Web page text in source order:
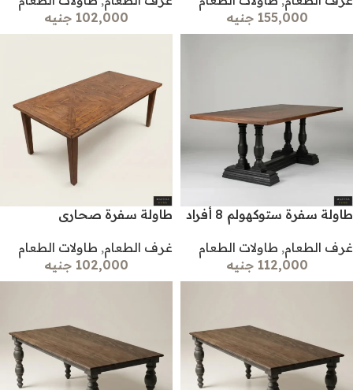
155,000 جنيه
102,000 جنيه
طاولة سفرة ستوكهولم 8 أفراد
غرف الطعام, طاولات الطعام
112,000 جنيه
طاولة سفرة صحارى
غرف الطعام, طاولات الطعام
102,000 جنيه